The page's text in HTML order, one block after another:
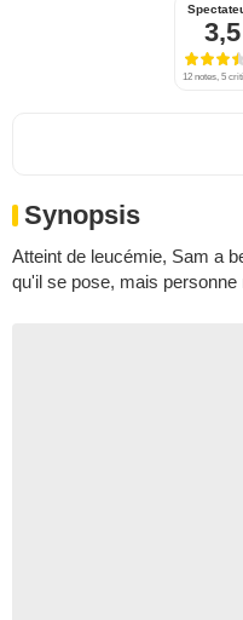
3,5
12 notes, 5
Synopsis
Atteint de leucémie, Sam a
qu'il se pose, mais